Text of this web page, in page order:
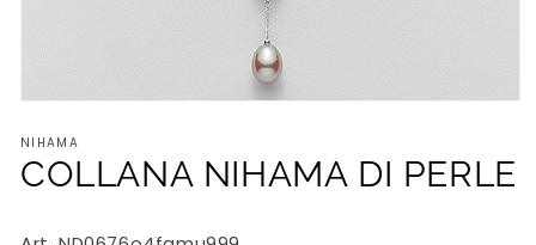
multimediali
1
in
NIHAMA
COLLANA NIHAMA DI PERLE